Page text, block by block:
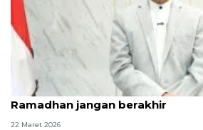
Ucapkan selamat Idul Fitri,
Ramadhan jangan berakhir
22 Maret 2026